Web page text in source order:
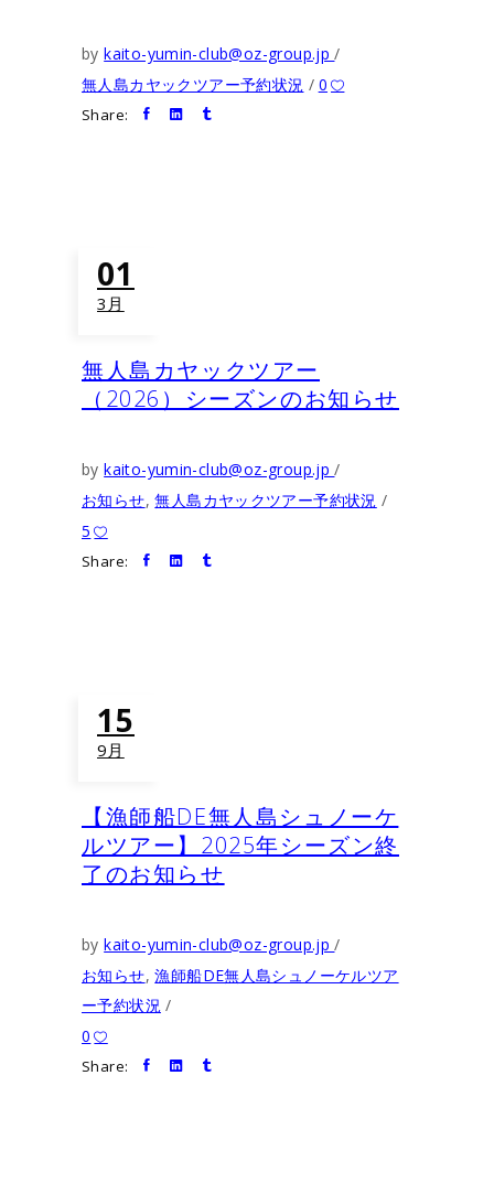
bykaito-yumin-club@oz-group.jp
無人島カヤックツアー予約状況
0
Share:
01
3月
無人島カヤックツアー
（2026）シーズンのお知らせ
bykaito-yumin-club@oz-group.jp
お知らせ,無人島カヤックツアー予約状況
5
Share:
15
9月
【漁師船DE無人島シュノーケ
ルツアー】2025年シーズン終
了のお知らせ
bykaito-yumin-club@oz-group.jp
お知らせ,漁師船DE無人島シュノーケルツア
ー予約状況
0
Share: